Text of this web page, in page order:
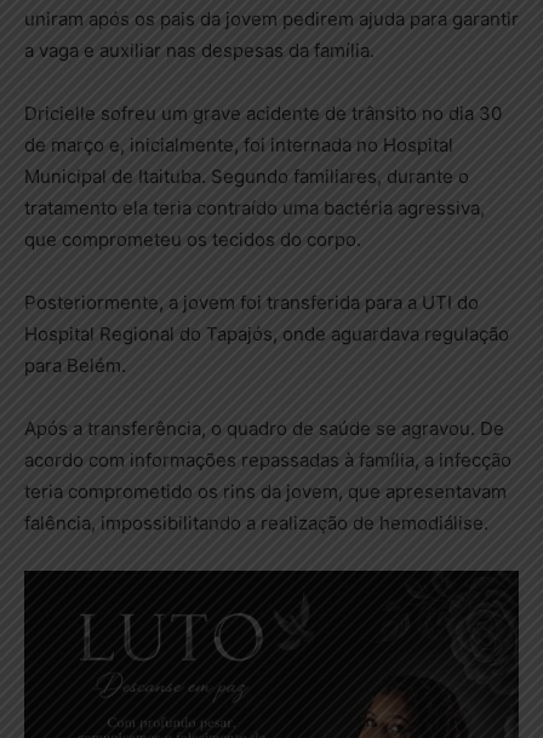
uniram após os pais da jovem pedirem ajuda para garantir
a vaga e auxiliar nas despesas da família.
Dricielle sofreu um grave acidente de trânsito no dia 30
de março e, inicialmente, foi internada no Hospital
Municipal de Itaituba. Segundo familiares, durante o
tratamento ela teria contraído uma bactéria agressiva,
que comprometeu os tecidos do corpo.
Posteriormente, a jovem foi transferida para a UTI do
Hospital Regional do Tapajós, onde aguardava regulação
para Belém.
Após a transferência, o quadro de saúde se agravou. De
acordo com informações repassadas à família, a infecção
teria comprometido os rins da jovem, que apresentavam
falência, impossibilitando a realização de hemodiálise.